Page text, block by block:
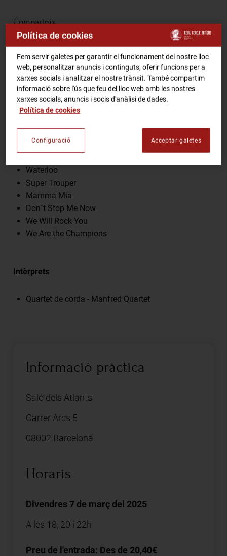
RCA Radio
RCA TV
RCA TEATRE
Gastronomic Experience 360º
Entrades Esdeveniments
Comparteix
Programa
Dancing Queen
Money, Money, Money
Bohemian Rhapsody
Waterloo
Super Trouper
Mamma Mia
Don´t Stop Me Now
We Will Rock You
We Are the Champions
Intèrprets
Quartet de corda - Manfred Quartet
Informació pràctica
Saló dels Atlants
Carrer Arcs 5
08002 Barcelona
Horaris
Divendres 7 de març del 2025
A les 18, 20 i 22h
Preu de l'entrada: Des de 20,40€
Política de cookies
Fem servir galetes per garantir el funcionament del nostre lloc
web, personalitzar anuncis i continguts, oferir funcions per a
xarxes socials i analitzar el nostre trànsit. També compartim
informació sobre l'ús que feu del lloc web amb les nostres
xarxes socials, anuncis i socis d'anàlisi de dades.
Política de cookies
Acceptar galetes
Configuració